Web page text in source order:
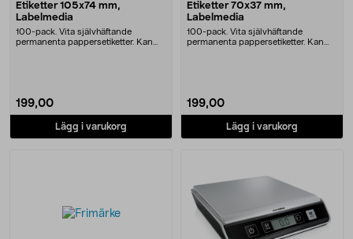
Etiketter 105x74 mm,
Labelmedia
100-pack. Vita självhäftande
permanenta pappersetiketter. Kan
199,00
Lägg i varukorg
Etiketter 70x37 mm,
Labelmedia
100-pack. Vita självhäftande
permanenta pappersetiketter. Kan
199,00
Lägg i varukorg